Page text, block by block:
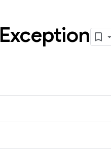
Exception